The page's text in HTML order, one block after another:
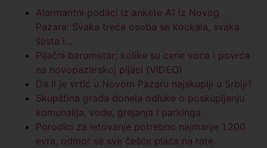
Alarmantni podaci iz ankete A1 iz Novog
Pazara: Svaka treća osoba se kockala, svaka
šesta i…
Pijačni barometar: kolike su cene voća i povrća
na novopazarskoj pijaci (VIDEO)
Da li je vrtić u Novom Pazaru najskuplji u Srbiji?
Skupština grada donela odluke o poskupljenju
komunalija, vode, grejanja i parkinga
Porodici za letovanje potrebno najmanje 1.200
evra, odmor se sve češće plaća na rate